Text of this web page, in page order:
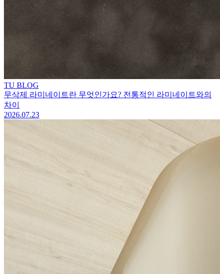
TU BLOG
무삭제 라미네이트란 무엇인가요? 전통적인 라미네이트와의
차이
2026.07.23